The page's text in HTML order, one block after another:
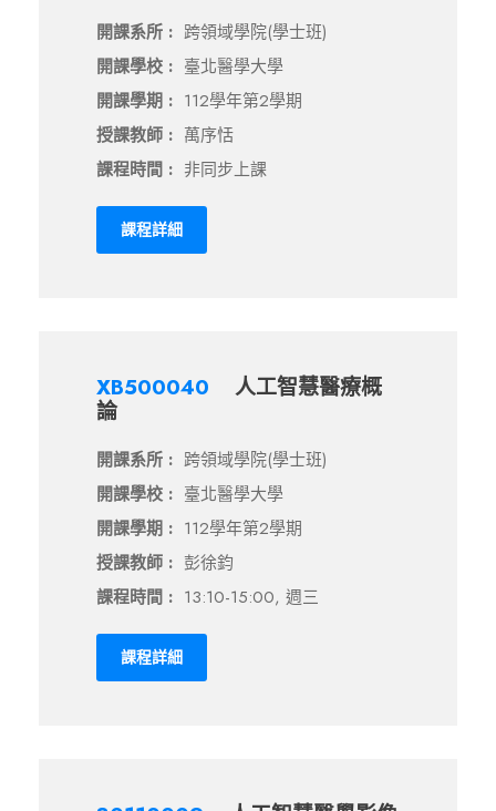
開課系所 : 跨領域學院(學士班)
開課學校 : 臺北醫學大學
開課學期 : 112學年第2學期
授課教師 : 萬序恬
課程時間 : 非同步上課
課程詳細
XB500040
人工智慧醫療概
論
開課系所 : 跨領域學院(學士班)
開課學校 : 臺北醫學大學
開課學期 : 112學年第2學期
授課教師 : 彭徐鈞
課程時間 : 13:10-15:00, 週三
課程詳細